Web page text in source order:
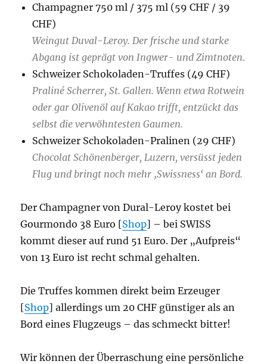
Champagner 750 ml / 375 ml (59 CHF / 39
CHF)
Weingut Duval-Leroy. Der frische und starke
Abgang ist geprägt von Ingwer- und Zimtnoten.
Schweizer Schokoladen-Truffes (49 CHF)
Praliné Scherrer, St. Gallen. Wenn etwa Rotwein
oder gar Olivenöl auf Kakao trifft, entzückt das
selbst die verwöhntesten Gaumen.
Schweizer Schokoladen-Pralinen (29 CHF)
Chocolat Schönenberger, Luzern, versüsst jeden
Flug und bringt noch mehr ‚Swissness‘ an Bord.
Der Champagner von Dural-Leroy kostet bei
Gourmondo 38 Euro [Shop] – bei SWISS
kommt dieser auf rund 51 Euro. Der „Aufpreis“
von 13 Euro ist recht schmal gehalten.
Die Truffes kommen direkt beim Erzeuger
[Shop] allerdings um 20 CHF günstiger als an
Bord eines Flugzeugs – das schmeckt bitter!
Wir können der Überraschung eine persönliche